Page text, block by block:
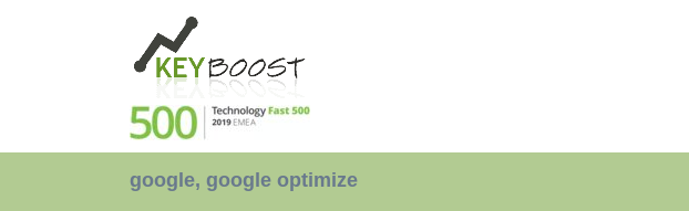
google, google optimize